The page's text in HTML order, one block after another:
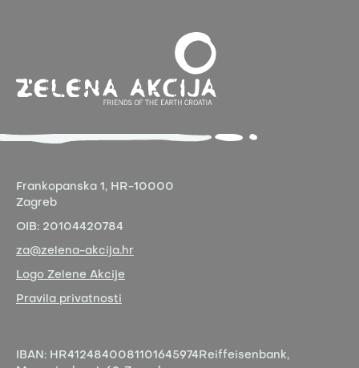
Frankopanska 1, HR-10000
Zagreb
OIB: 20104420784
za@zelena-akcija.hr
Logo Zelene Akcije
Pravila privatnosti
IBAN: HR4124840081101645974 Reiffeisenbank,